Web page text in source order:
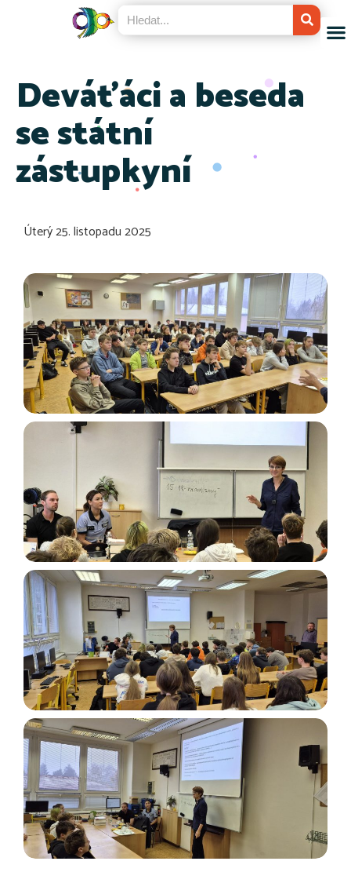
Deváťáci a beseda
se státní
zástupkyní
Úterý 25. listopadu 2025